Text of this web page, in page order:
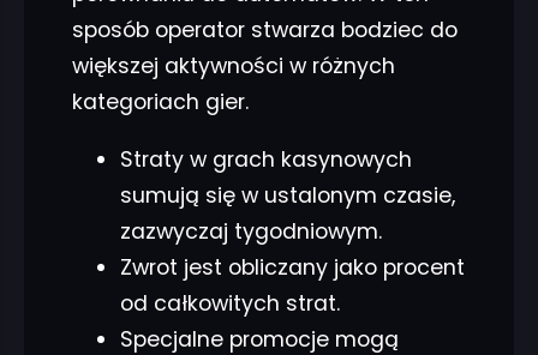
sposób operator stwarza bodziec do
większej aktywności w różnych
kategoriach gier.
Straty w grach kasynowych
sumują się w ustalonym czasie,
zazwyczaj tygodniowym.
Zwrot jest obliczany jako procent
od całkowitych strat.
Specjalne promocje mogą